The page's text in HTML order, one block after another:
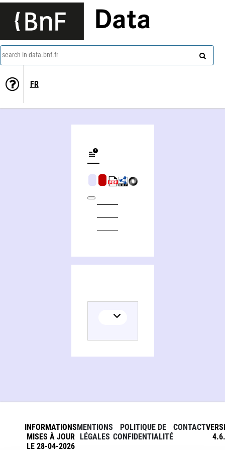
Data
search in data.bnf.fr
FR
INFORMATIONS
MISES À JOUR
LE 28-04-2026
MENTIONS
LÉGALES
POLITIQUE DE
CONFIDENTIALITÉ
CONTACT